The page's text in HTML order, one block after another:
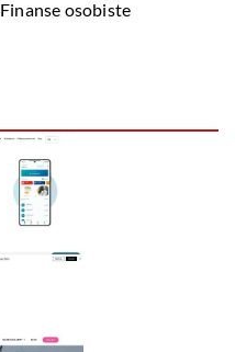
Finanse osobiste